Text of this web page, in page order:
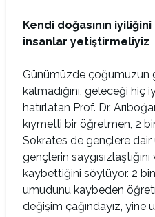
Kendi doğasının
insanlar yetiştirmeliyiz
Günümüzde çoğumuzun
kalmadığını, geleceği
hatırlatan Prof. Dr.
kıymetli bir öğretmen, 2
Sokrates de gençlere dair
gençlerin
kaybettiğini söylüyor. 2
umudunu kaybeden
değişim çağındayız, yine